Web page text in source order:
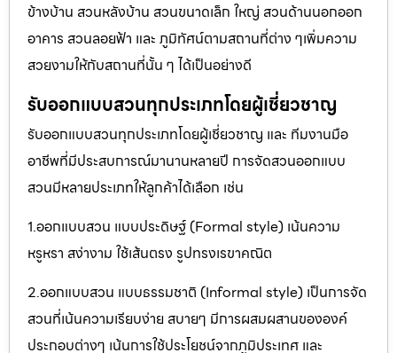
ข้างบ้าน สวนหลังบ้าน สวนขนาดเล็ก ใหญ่ สวนด้านนอกออก
อาคาร สวนลอยฟ้า และ ภูมิทัศน์ตามสถานที่ต่าง ๆเพิ่มความ
สวยงามให้กับสถานที่นั้น ๆ ได้เป็นอย่างดี
รับออกแบบสวนทุกประเภทโดยผู้เชี่ยวชาญ
รับออกแบบสวนทุกประเภทโดยผู้เชี่ยวชาญ และ ทีมงานมือ
อาชีพที่มีประสบการณ์มานานหลายปี การจัดสวนออกแบบ
สวนมีหลายประเภทให้ลูกค้าได้เลือก เช่น
1.ออกแบบสวน แบบประดิษฐ์ (Formal style) เน้นความ
หรูหรา สง่างาม ใช้เส้นตรง รูปทรงเรขาคณิต
2.ออกแบบสวน แบบธรรมชาติ (Informal style) เป็นการจัด
สวนที่เน้นความเรียบง่าย สบายๆ มีการผสมผสานขององค์
ประกอบต่างๆ เน้นการใช้ประโยชน์จากภูมิประเทศ และ